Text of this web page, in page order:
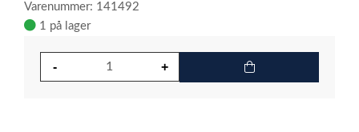
Varenummer: 141492
1 på lager